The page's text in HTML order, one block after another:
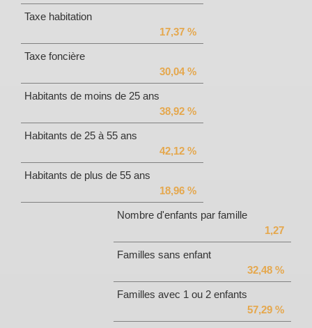
Taxe habitation
17,37 %
Taxe foncière
30,04 %
Habitants de moins de 25 ans
38,92 %
Habitants de 25 à 55 ans
42,12 %
Habitants de plus de 55 ans
18,96 %
Nombre d'enfants par famille
1,27
Familles sans enfant
32,48 %
Familles avec 1 ou 2 enfants
57,29 %